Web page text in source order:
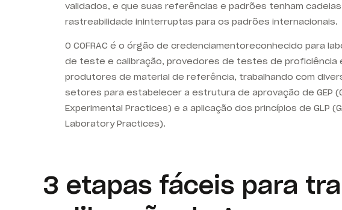
validados, e que suas referências e padrões tenham
rastreabilidade ininterruptas para os padrões internacionais.
O COFRAC é o órgão de credenciamentoreconhecido para
de teste e calibração, provedores de testes de proficiência
produtores de material de referência, trabalhando com
setores para estabelecer a estrutura de aprovação de GEP
Experimental Practices) e a aplicação dos princípios de GLP
Laboratory Practices).
3 etapas fáceis para